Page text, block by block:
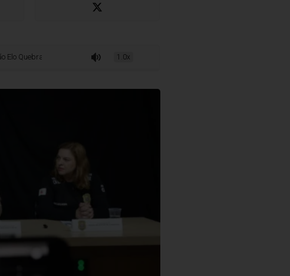
contra organizações criminosas na Zona da Mata
1.0x